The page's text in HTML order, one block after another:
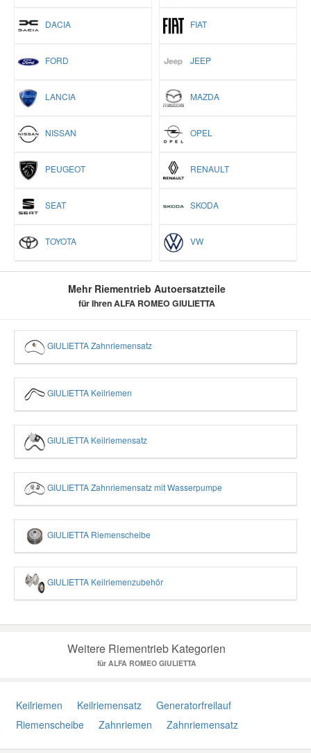
DACIA FIAT
FORD JEEP
LANCIA MAZDA
NISSAN OPEL
PEUGEOT RENAULT
SEAT SKODA
TOYOTA VW
Mehr Riementrieb Autoersatzteile
für Ihren ALFA ROMEO GIULIETTA
GIULIETTA Zahnriemensatz
GIULIETTA Keilriemen
GIULIETTA Keilriemensatz
GIULIETTA Zahnriemensatz mit Wasserpumpe
GIULIETTA Riemenscheibe
GIULIETTA Keilriemenzubehör
Weitere Riementrieb Kategorien
für ALFA ROMEO GIULIETTA
Keilriemen Keilriemensatz
Generatorfreilauf
Riemenscheibe
Zahnriemen Zahnriemensatz